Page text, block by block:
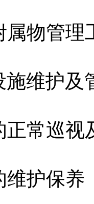
物管理
维护及
常巡视
护保养